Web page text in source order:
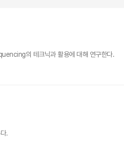
의 테크닉과 활용에 대해 연구한다.
.